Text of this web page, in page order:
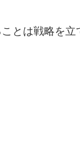
とは戦略を立